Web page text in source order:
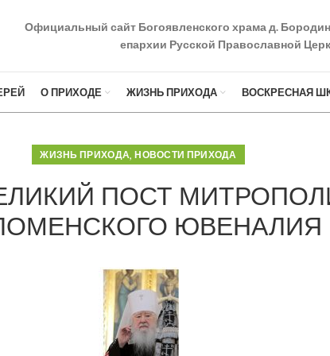
Официальный сайт Богоявленского храма д.
епархии Русской Православной
О ПРИХОДЕ ЖИЗНЬ ПРИХОДА ВОСКРЕСНАЯ
ЖИЗНЬ ПРИХОДА,НОВОСТИ ПРИХОДА
ПОСТ
ЮВЕНАЛИЯ